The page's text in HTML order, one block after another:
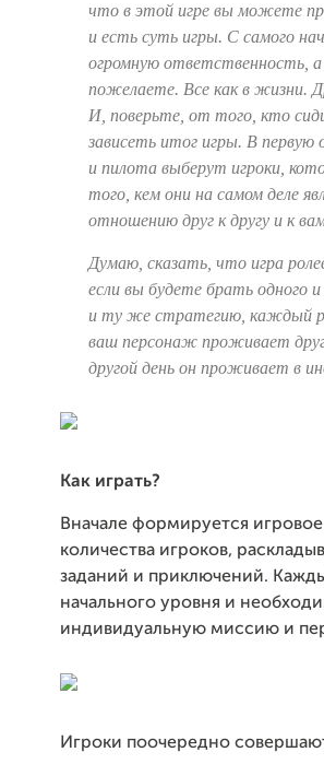
что в этой игре вы можете
и есть суть игры. С самого
огромную ответственность,
пожелаете. Все как в жизни.
И, поверьте, от того, кто
зависеть итог игры. В
и пилота выберут игроки,
того, кем они на самом деле
отношению друг к другу и к
Думаю, сказать, что игра
если вы будете брать одного
и ту же стратегию, каждый
ваш персонаж проживает
другой день он проживает в
Как играть?
Вначале формируется
количества игроков,
заданий и приключений.
начального уровня и
индивидуальную миссию и
Игроки поочередно